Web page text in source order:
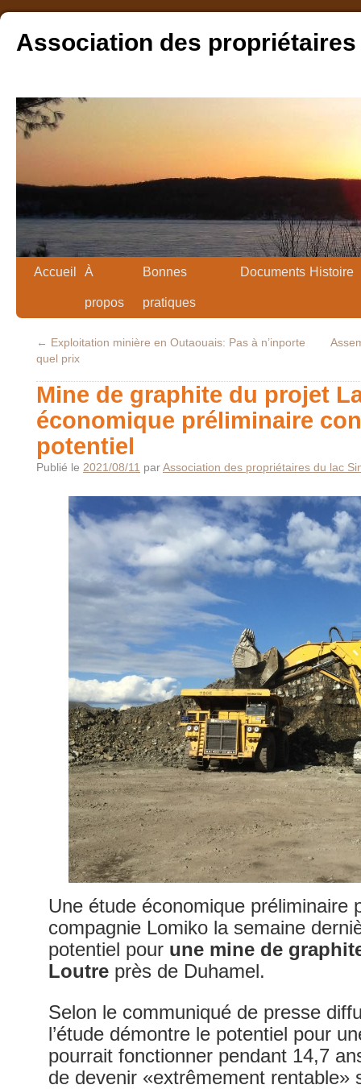
Association des
Accueil À
propos
Bonnes
pratiques
Documents Histoire
← Exploitation minière en Outaouais: Pas à n’inporte
quel prix
Mine de graphite du projet
économique préliminaire
potentiel
Publié le 2021/08/11 parAssociation des propriétaires du lac
Une étude économique préliminaire
compagnie Lomiko la semaine
potentiel pour une mine de
Loutre près de Duhamel.
Selon le communiqué de presse
l’étude démontre le potentiel pour
pourrait fonctionner pendant 14,7
de devenir «extrêmement rentable»